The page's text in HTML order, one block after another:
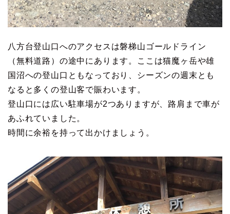
八方台登山口へのアクセスは磐梯山ゴールドライン
（無料道路）の途中にあります。ここは猫魔ヶ岳や雄
国沼への登山口ともなっており、シーズンの週末とも
なると多くの登山客で賑わいます。
登山口には広い駐車場が2つありますが、路肩まで車が
あふれていました。
時間に余裕を持って出かけましょう。